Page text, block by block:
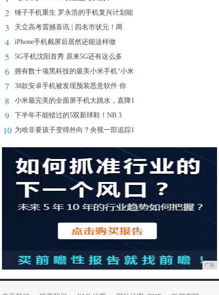
2 锤子手机重生 罗永浩的手机复兴计划能
3 天立高考震撼喜讯 | 四名市状元！两
4 iPhone手机截屏后居然还能这样做
5 5G手机沈阳首秀 原来5G还有这么多
6 拥有数十项黑科技的最美小米手机“小米
7 38款安卓手机被发现预装恶意软件 你
8 小米最完美的全面屏手机大跳水，直降1
9 下半年不能错过的5双新球鞋！NB 3
10 为啥非要孩子变得外向？央视一部追踪1
广告